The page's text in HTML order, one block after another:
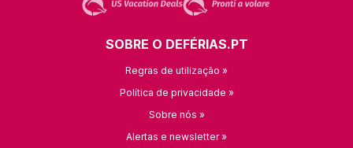
SOBRE O DEFÉRIAS.PT
Regras de utilização »
Política de privacidade »
Sobre nós »
Alertas e newsletter »